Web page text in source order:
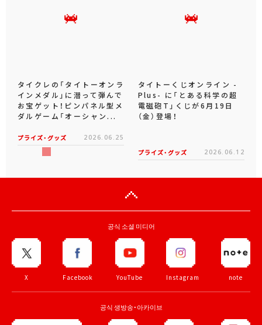
タイクレの「タイトーオンラ
インメダル」に潜って弾んで
お宝ゲット！ピンパネル型メ
ダルゲーム「オーシャン...
プライズ・グッズ 2026.06.25
タイトーくじオンライン -
Plus- に「とある科学の超
電磁砲T」くじが6月19日
（金）登場！
プライズ・グッズ 2026.06.12
공식 소셜 미디어
X Facebook YouTube Instagram note
공식 생방송・아카이브